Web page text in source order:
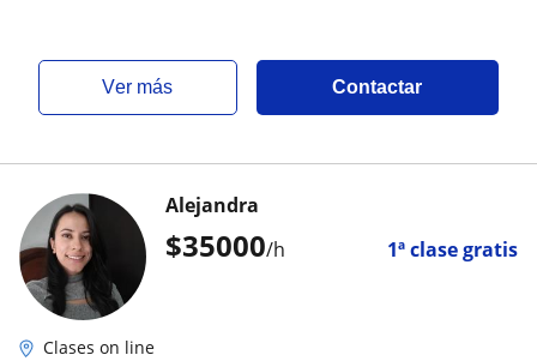
ver más Contactar
$35000/h 1ª clase gratis
Alejandra
Clases on line